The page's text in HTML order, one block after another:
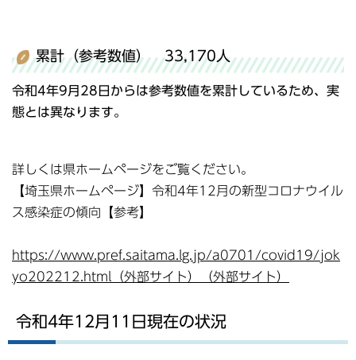
累計（参考数値） 33,170人
令和4年9月28日からは参考数値を累計しているため、実
態とは異なります。
詳しくは県ホームページをご覧ください。
【埼玉県ホームページ】令和4年12月の新型コロナウイル
ス感染症の傾向【参考】
https://www.pref.saitama.lg.jp/a0701/covid19/jok
yo202212.html（外部サイト）（外部サイト）
令和4年12月11日現在の状況